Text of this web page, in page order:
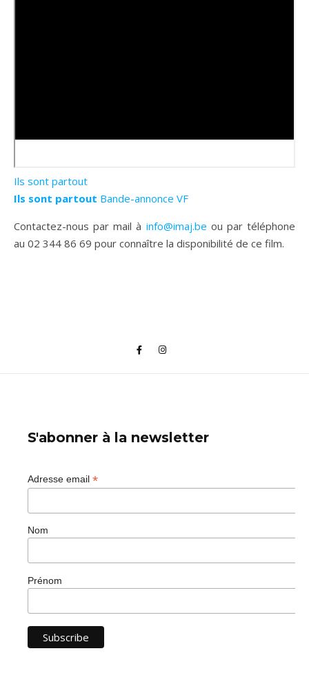
Ils sont partout
Ils sont partout Bande-annonce VF
Contactez-nous par mail à info@imaj.be ou par téléphone
au 02 344 86 69 pour connaître la disponibilité de ce film.
S'abonner à la newsletter
Adresse email *
Nom
Prénom